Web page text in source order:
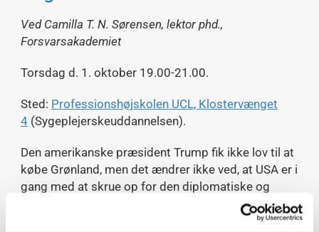
Ved Camilla T. N. Sørensen, lektor phd.,
Forsvarsakademiet
Torsdag d. 1. oktober 19.00-21.00.
Sted: Professionshøjskolen UCL, Klostervænget
4 (Sygeplejerskeuddannelsen).
Den amerikanske præsident Trump fik ikke lov til at
købe Grønland, men det ændrer ikke ved, at USA er i
gang med at skrue op for den diplomatiske og
militære tilstedeværelse i Grønland og mere
generelt i Arktis. Det kommer som reaktion på den